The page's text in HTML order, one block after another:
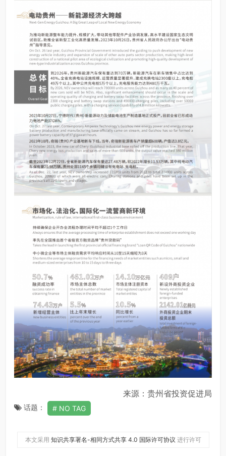
来源：贵州省投资促进局
话题： NO TAG
本文采用 知识共享署名-相同方式共享 4.0 国际许可协议 进行许可